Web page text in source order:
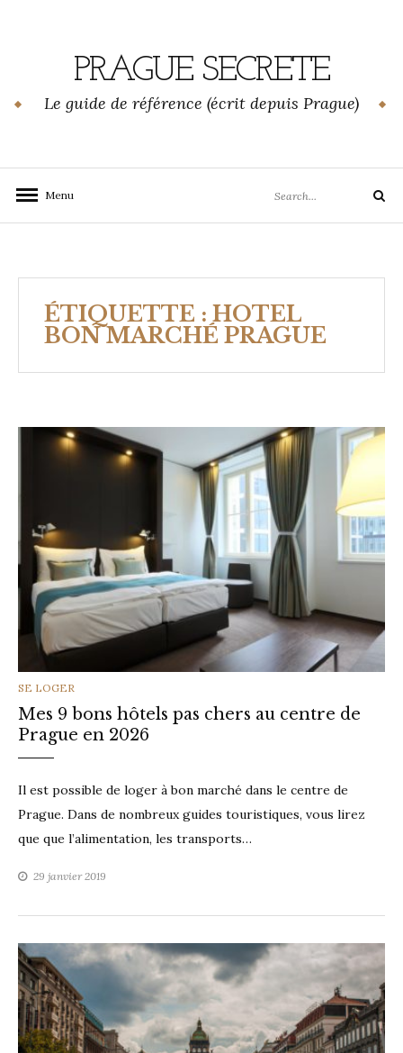
PRAGUE SECRETE
Le guide de référence (écrit depuis Prague)
Menu
for:
Search
ÉTIQUETTE : HOTEL
BON MARCHÉ PRAGUE
CATEGORIES
SE LOGER
Mes 9 bons hôtels pas chers au centre de
Prague en 2026
Il est possible de loger à bon marché dans le centre de
Prague. Dans de nombreux guides touristiques, vous lirez
que que l’alimentation, les transports…
29 janvier 2019